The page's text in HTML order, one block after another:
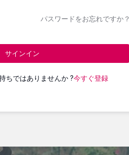
パスワードをお忘れですか？
サインイン
ちではありませんか ?今すぐ登録